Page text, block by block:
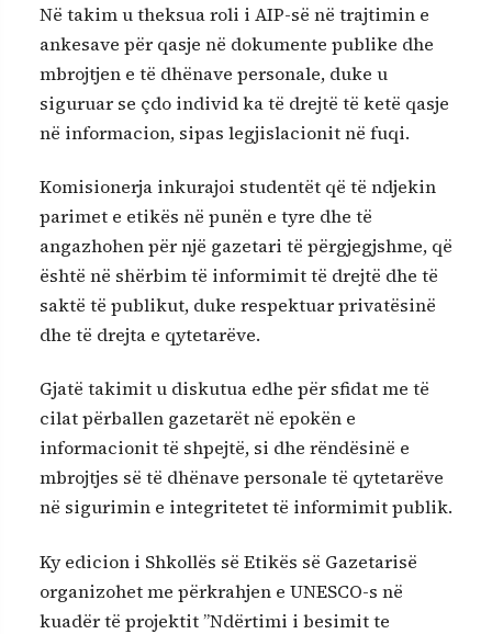
Në takim u theksua roli i AIP-së në trajtimin e
ankesave për qasje në dokumente publike dhe
mbrojtjen e të dhënave personale, duke u
siguruar se çdo individ ka të drejtë të ketë qasje
në informacion, sipas legjislacionit në fuqi.
Komisionerja inkurajoi studentët që të ndjekin
parimet e etikës në punën e tyre dhe të
angazhohen për një gazetari të përgjegjshme, që
është në shërbim të informimit të drejtë dhe të
saktë të publikut, duke respektuar privatësinë
dhe të drejta e qytetarëve.
Gjatë takimit u diskutua edhe për sfidat me të
cilat përballen gazetarët në epokën e
informacionit të shpejtë, si dhe rëndësinë e
mbrojtjes së të dhënave personale të qytetarëve
në sigurimin e integritetet të informimit publik.
Ky edicion i Shkollës së Etikës së Gazetarisë
organizohet me përkrahjen e UNESCO-s në
kuadër të projektit ”Ndërtimi i besimit te